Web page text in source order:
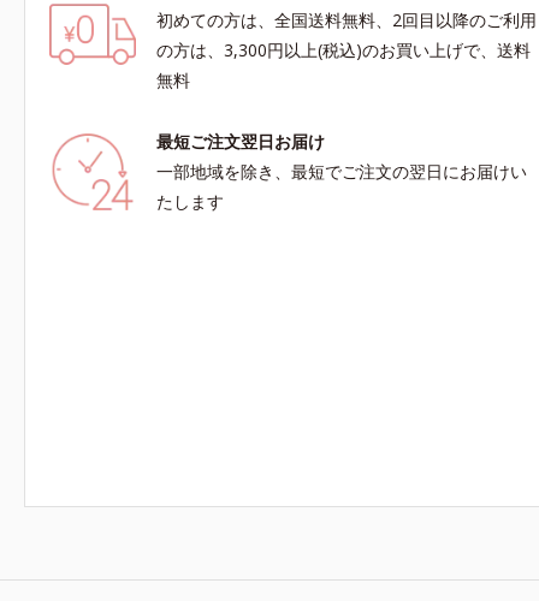
初めての方は、全国送料無料、2回目以降のご利用
の方は、3,300円以上(税込)のお買い上げで、送料
無料
最短ご注文翌日お届け
一部地域を除き、最短でご注文の翌日にお届けい
たします